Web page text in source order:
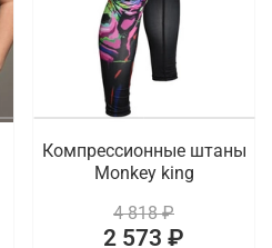
Компрессионные штаны
Monkey king
4 818 ₽
2 573 ₽